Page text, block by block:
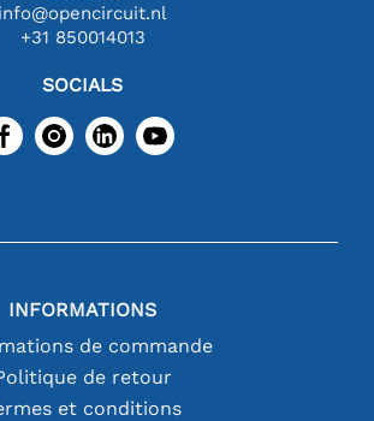
info@opencircuit.nl
+31 850014013
SOCIALS
INFORMATIONS
de commande
de retour
et conditions